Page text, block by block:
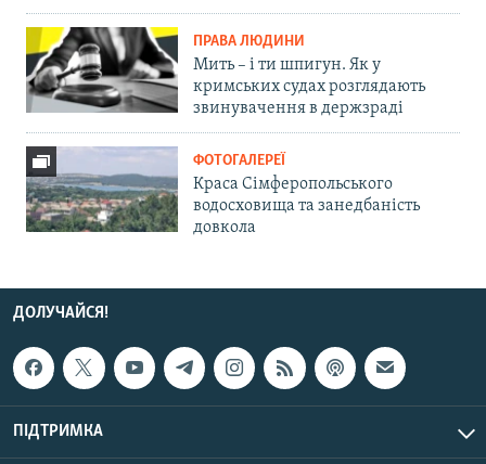
ПРАВА ЛЮДИНИ
Мить – і ти шпигун. Як у
кримських судах розглядають
звинувачення в держзраді
ФОТОГАЛЕРЕЇ
Краса Сімферопольського
водосховища та занедбаність
довкола
ДОЛУЧАЙСЯ!
ПІДТРИМКА